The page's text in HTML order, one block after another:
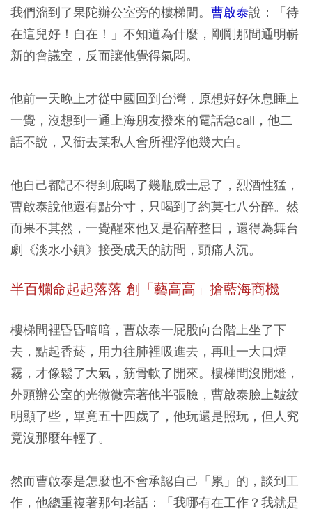
我們溜到了果陀辦公室旁的樓梯間。 曹啟泰說：「待
在這兒好！自在！」不知道為什麼，剛剛那間通明嶄
新的會議室，反而讓他覺得氣悶。
他前一天晚上才從中國回到台灣，原想好好休息睡上
一覺，沒想到一通上海朋友撥來的電話急call，他二
話不說，又衝去某私人會所裡浮他幾大白。
他自己都記不得到底喝了幾瓶威士忌了，烈酒性猛，
曹啟泰說他還有點分寸，只喝到了約莫七八分醉。然
而果不其然，一覺醒來他又是宿醉整日，還得為舞台
劇《淡水小鎮》接受成天的訪問，頭痛人沉。
半百爛命起起落落 創「藝高高」搶藍海商機
樓梯間裡昏昏暗暗，曹啟泰一屁股向台階上坐了下
去，點起香菸，用力往肺裡吸進去，再吐一大口煙
霧，才像鬆了大氣，筋骨軟了開來。樓梯間沒開燈，
外頭辦公室的光微微亮著他半張臉，曹啟泰臉上皺紋
明顯了些，畢竟五十四歲了，他玩還是照玩，但人究
竟沒那麼年輕了。
然而曹啟泰是怎麼也不會承認自己「累」的，談到工
作，他總重複著那句老話：「我哪有在工作？我就是